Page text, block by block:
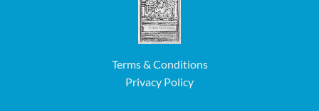
Terms & Conditions
Privacy Policy